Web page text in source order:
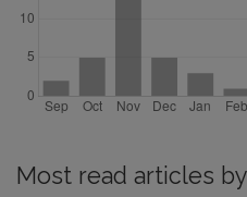
Most read articles